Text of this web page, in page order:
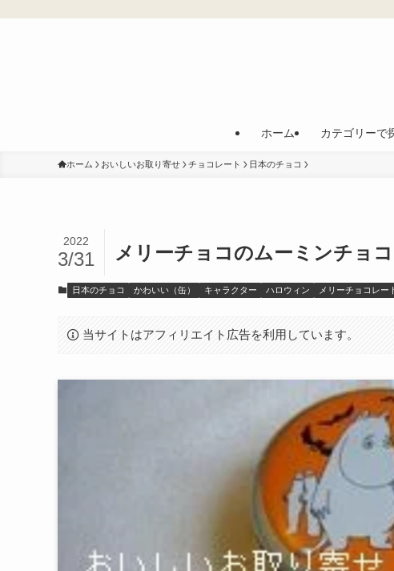
ホーム カテゴリーで
ホーム おいしいお取り寄せ チョコレート 日本のチョコ
メリーチョコのムーミンチョ
2022
3/31
日本のチョコ かわいい（缶） キャラクター ハロウィン メリーチョコレー
当サイトはアフィリエイト広告を利用しています。